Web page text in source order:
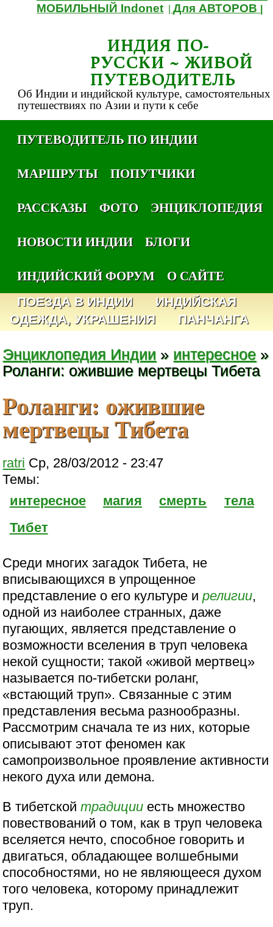
МОБИЛЬНЫЙ Indonet |Для АВТОРОВ
ИНДИЯ ПО-
РУССКИ ~ ЖИВОЙ
ПУТЕВОДИТЕЛЬ
Об Индии и индийской культуре, самостоятельных
путешествиях по Азии и пути к себе
ПУТЕВОДИТЕЛЬ ПО ИНДИИ
МАРШРУТЫ
ПОПУТЧИКИ
РАССКАЗЫ
ФОТО
ЭНЦИКЛОПЕДИЯ
НОВОСТИ ИНДИИ
БЛОГИ
ИНДИЙСКИЙ ФОРУМ
О САЙТЕ
ПОЕЗДА В ИНДИИ
ИНДИЙСКАЯ
ОДЕЖДА, УКРАШЕНИЯ
ПАНЧАНГА
Энциклопедия Индии » интересное »
Роланги: ожившие мертвецы Тибета
Роланги: ожившие
мертвецы Тибета
ratri Ср, 28/03/2012 - 23:47
Темы:
интересное
магия смерть
тела
Тибет
Среди многих загадок Тибета, не
вписывающихся в упрощенное
представление о его культуре ирелигии,
одной из наиболее странных, даже
пугающих, является представление о
возможности вселения в труп человека
некой сущности; такой «живой мертвец»
называется по-тибетски роланг,
«встающий труп». Связанные с этим
представления весьма разнообразны.
Рассмотрим сначала те из них, которые
описывают этот феномен как
самопроизвольное проявление активности
некого духа или демона.
В тибетскойтрадиции есть множество
повествований о том, как в труп человека
вселяется нечто, способное говорить и
двигаться, обладающее волшебными
способностями, но не являющееся духом
того человека, которому принадлежит
труп.